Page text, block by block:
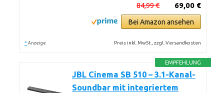
69,00 €
84,99 €
Bei Amazon ansehen
* Anzeige Preis inkl. MwSt., zzgl. Versandkosten
EMPFEHLUNG
JBL Cinema SB 510 – 3.1-Kanal-
Soundbar mit integriertem